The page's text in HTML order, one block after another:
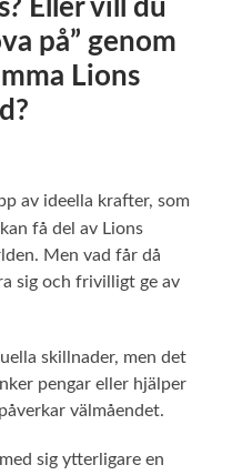
Eller vill du
på” genom
Lions
av ideella krafter, som
få del av Lions
Men vad får då
sig och frivilligt ge av
skillnader, men det
pengar eller hjälper
välmåendet.
sig ytterligare en